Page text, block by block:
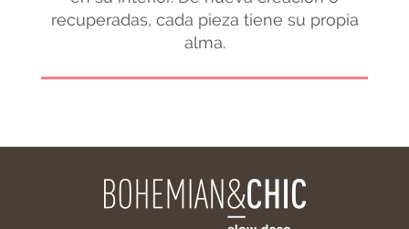
recuperadas, cada pieza tiene su propia
alma.